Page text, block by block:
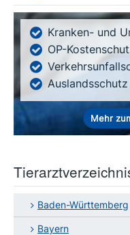
Kranken- und
OP-
Auslandsschutz
Mehr
Baden-Württemberg
Bayern